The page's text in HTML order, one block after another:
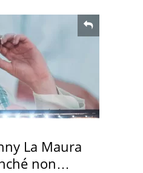
La Maura
non